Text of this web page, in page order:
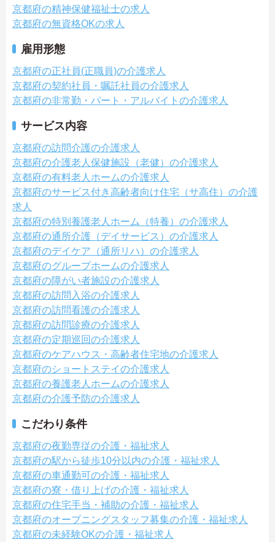
京都府の精神保健福祉士の求人
京都府の無資格OKの求人
雇用形態
京都府の正社員(正職員)の介護求人
京都府の契約社員・嘱託社員の介護求人
京都府の非常勤・パート・アルバイトの介護求人
サービス内容
京都府の訪問介護の介護求人
京都府の介護老人保健施設（老健）の介護求人
京都府の有料老人ホームの介護求人
京都府のサービス付き高齢者向け住宅（サ高住）の介護
求人
京都府の特別養護老人ホーム（特養）の介護求人
京都府の通所介護（デイサービス）の介護求人
京都府のデイケア（通所リハ）の介護求人
京都府のグループホームの介護求人
京都府の障がい者施設の介護求人
京都府の訪問入浴の介護求人
京都府の訪問看護の介護求人
京都府の訪問診療の介護求人
京都府の定期巡回の介護求人
京都府のケアハウス・高齢者住宅地の介護求人
京都府のショートステイの介護求人
京都府の養護老人ホームの介護求人
京都府の介護予防の介護求人
こだわり条件
京都府の夜勤専従の介護・福祉求人
京都府の駅から徒歩10分以内の介護・福祉求人
京都府の車通勤可の介護・福祉求人
京都府の寮・借り上げの介護・福祉求人
京都府の住宅手当・補助の介護・福祉求人
京都府のオープニングスタッフ募集の介護・福祉求人
京都府の未経験OKの介護・福祉求人